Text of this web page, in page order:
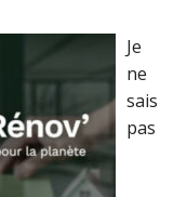
Je
ne
sais
pas